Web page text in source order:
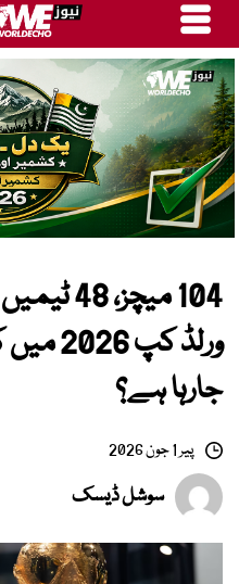
104
ورلڈ
جارہا ہے؟
پیر 1 جون 2026
سوشل ڈیسک